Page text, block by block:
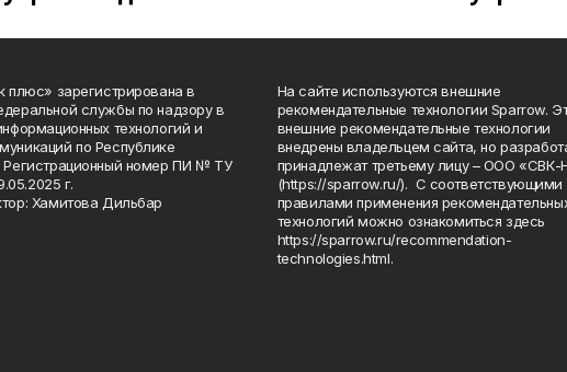
плюс» зарегистрирована в
службы по надзору в
технологий и
по Республике
Регистрационный номер ПИ № ТУ
г.
Хамитова Дильбар
На сайте используются внешние
рекомендательные технологии Sparrow.
внешние рекомендательные технологии
внедрены владельцем сайта, но
принадлежат третьему лицу – ООО «СВК-
(https://sparrow.ru/). С соответствующими
правилами применения
технологий можно ознакомиться здесь
https://sparrow.ru/recommendation-
technologies.html.